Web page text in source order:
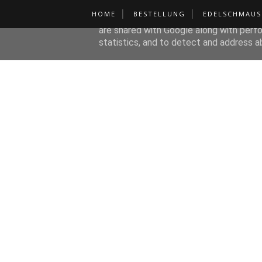
HOME BESTELLUNG EDELSCHMAUS
This site uses cookies from Google to
are shared with Google along with
statistics, and to detect and address